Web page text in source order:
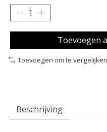
Toevoegen
Toevoegen om te vergelijken
Beschrijving